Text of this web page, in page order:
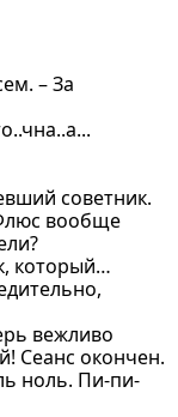
– За
советник.
вообще
который…
вежливо
Сеанс окончен.
ноль. Пи-пи-